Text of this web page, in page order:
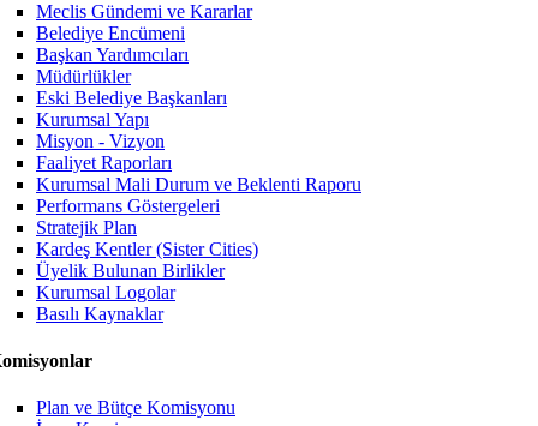
Meclis Gündemi ve Kararlar
Belediye Encümeni
Başkan Yardımcıları
Müdürlükler
Eski Belediye Başkanları
Kurumsal Yapı
Misyon - Vizyon
Faaliyet Raporları
Kurumsal Mali Durum ve Beklenti Raporu
Performans Göstergeleri
Stratejik Plan
Kardeş Kentler (Sister Cities)
Üyelik Bulunan Birlikler
Kurumsal Logolar
Basılı Kaynaklar
Plan ve Bütçe Komisyonu